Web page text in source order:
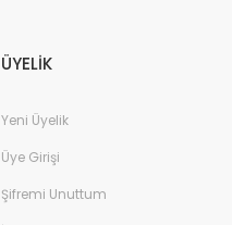
ÜYELİK
Yeni Üyelik
Üye Girişi
Şifremi Unuttum